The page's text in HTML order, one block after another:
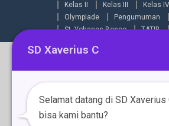
Kelas II
Kelas III Kelas IV
Olympiade
Pengumuman
St. Yohanes Bosco
TATIB
SD Xaverius C
Selamat datang di SD Xaverius
bisa kami bantu?